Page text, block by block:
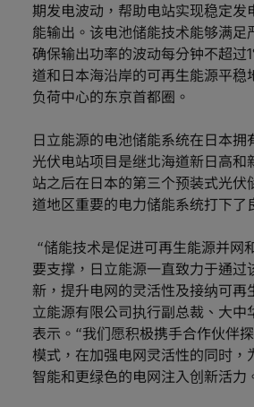
期发电波动，帮助电站实现稳定发
能输出。该电池储能技术能够满足
确保输出功率的波动每分钟不超过
道和日本海沿岸的可再生能源平稳
负荷中心的东京首都圈。
日立能源的电池储能系统在日本拥
光伏电站项目是继北海道新日高和
站之后在日本的第三个预装式光伏
道地区重要的电力储能系统打下了
“储能技术是促进可再生能源并网
要支撑，日立能源一直致力于通过
新，提升电网的灵活性及接纳可再
立能源有限公司执行副总裁、大中
表示。“我们愿积极携手合作伙伴
模式，在加强电网灵活性的同时，
智能和更绿色的电网注入创新活力